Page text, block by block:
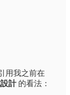
用我之前在
計 的看法：